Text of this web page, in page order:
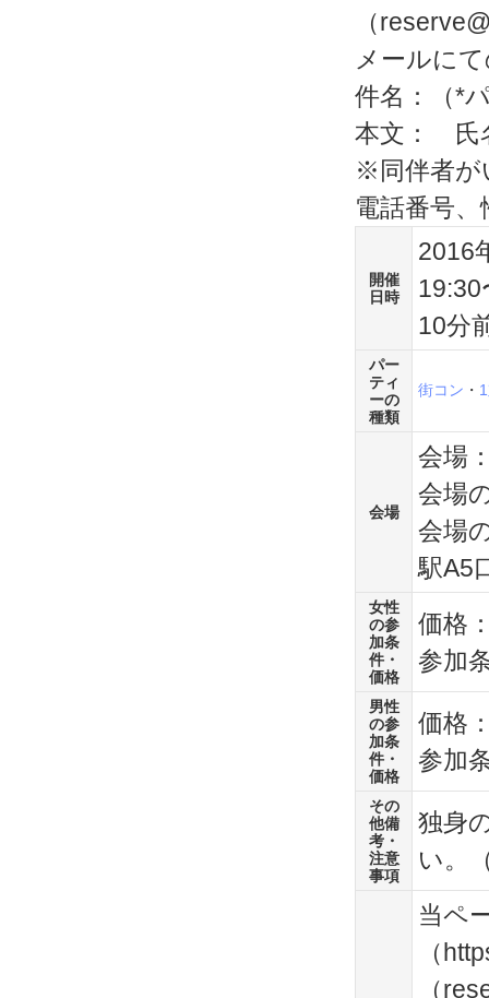
（
メールに
件名：（*
本文： 氏
※同伴者が
電話番号
開催
日時
2016
19:30
10分
パー
ティ
ーの
種類
街コン ・
会場
会場
会場
会場
駅A5
女性
の参
加条
件・
価格
価格
参加
男性
の参
加条
件・
価格
価格
参加
その
他備
考・
注意
事項
独身
い。
当ペ
（
（